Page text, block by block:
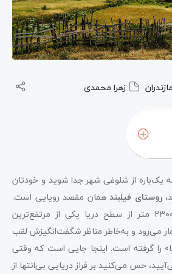
مازندران زهرا محمدی
یک‌باره از شلوغی شهر جدا شوید و خودتان
روستای فیلبند همان مقصد رویایی است.
فیلبند با ارتفاع حدود ۲۳۰۰ متر از سطح دریا یکی از مرتفع‌ترین
می‌رود و به‌خاطر مناظر شگفت‌انگیزش لقب
را گرفته است. اینجا جایی است که وقتی
حس می‌کنید بر فراز دریایی بی‌انتها از